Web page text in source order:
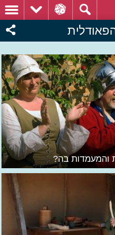
והמעמדות בה?